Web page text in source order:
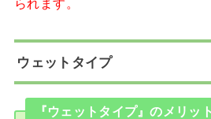
られます。
ウェットタイプ
『ウェットタイプ』のメリット